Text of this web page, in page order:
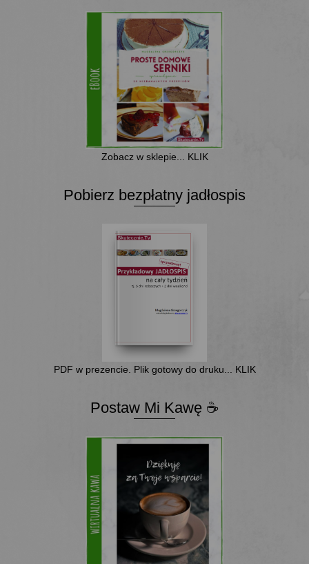
Zobacz w sklepie... KLIK
Pobierz bezpłatny jadłospis
PDF w prezencie. Plik gotowy do druku... KLIK
Postaw Mi Kawę ☕